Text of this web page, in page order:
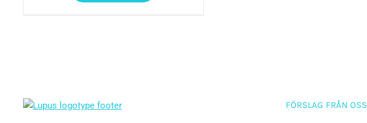
FÖRSLAG FRÅN OSS